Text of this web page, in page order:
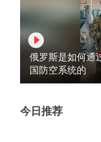
俄罗斯是如何通
国防空系统的
今日推荐